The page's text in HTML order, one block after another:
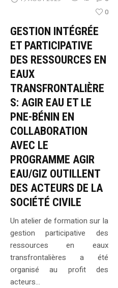
0
GESTION INTÉGRÉE
ET PARTICIPATIVE
DES RESSOURCES EN
EAUX
TRANSFRONTALIÈRE
S: AGIR EAU ET LE
PNE-BÉNIN EN
COLLABORATION
AVEC LE
PROGRAMME AGIR
EAU/GIZ OUTILLENT
DES ACTEURS DE LA
SOCIÉTÉ CIVILE
Un atelier de formation sur la
gestion participative des
ressources en eaux
transfrontalières a été
organisé au profit des
acteurs...